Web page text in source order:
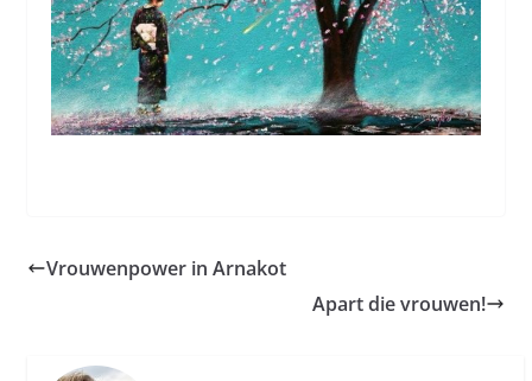
Vrouwenpower in Arnakot
Apart die vrouwen!